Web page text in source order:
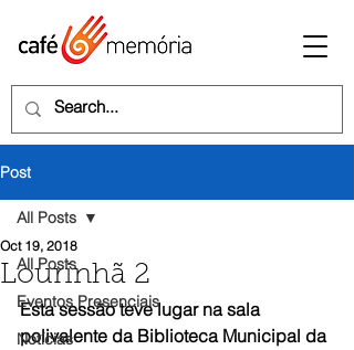
Post
All Posts
Eventos Presenciais
Notícias
All Posts
Lourinhã 2
Oct 19, 2018
Esta sessão teve lugar na sala
polivalente da Biblioteca Municipal da